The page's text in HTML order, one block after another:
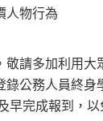
人物行為
請多加利用大
錄公務人員終
早完成報到，以